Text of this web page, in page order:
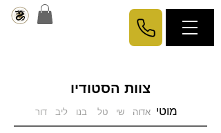
צוות הסטודיו
מוטי אדוה שי טל בנו ליב דור